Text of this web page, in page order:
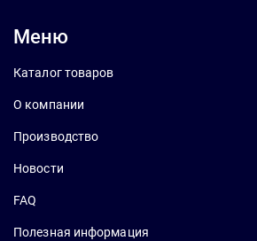
Меню
Каталог товаров
О компании
Производство
Новости
FAQ
Полезная информация